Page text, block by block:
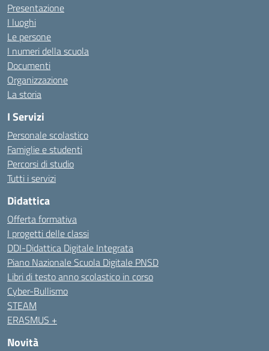
Presentazione
I luoghi
Le persone
I numeri della scuola
Documenti
Organizzazione
La storia
I Servizi
Personale scolastico
Famiglie e studenti
Percorsi di studio
Tutti i servizi
Didattica
Offerta formativa
I progetti delle classi
DDI-Didattica Digitale Integrata
Piano Nazionale Scuola Digitale PNSD
Libri di testo anno scolastico in corso
Cyber-Bullismo
STEAM
ERASMUS +
Novità